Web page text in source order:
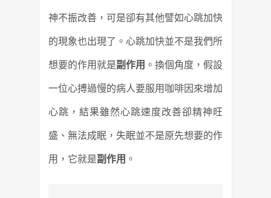
神不振改善，可是卻有其他譬如心跳加快
的現象也出現了。 心跳加快並不是我們所
想要的作用就是副作用 。 換個角度，假設
一位心搏過慢的病人要服用咖啡因來增加
心跳， 結果雖然心跳速度改善卻精神旺
盛、無法成眠， 失眠並不是原先想要的作
用，它就是副作用 。